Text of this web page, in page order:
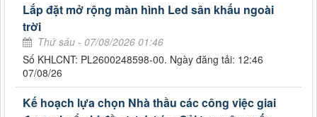
Lắp đặt mở rộng màn hình Led sân khấu ngoài
trời
Thứ sáu - 07/08/2026 01:46
Số KHLCNT: PL2600248598-00. Ngày đăng tải: 12:46
07/08/26
Kế hoạch lựa chọn Nhà thầu các công việc giai